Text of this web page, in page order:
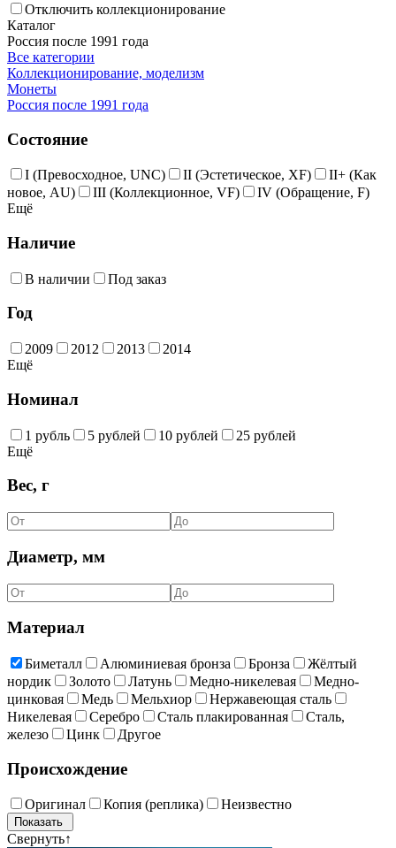
Отключить коллекционирование
Каталог
Россия после 1991 года
Все категории
Коллекционирование, моделизм
Монеты
Россия после 1991 года
Состояние
I (Превосходное, UNC) II (Эстетическое, XF)
II+ (Как
новое, AU)
III (Коллекционное, VF)
IV (Обращение, F)
Ещё
Наличие
В наличии Под заказ
Год
2009 2012 2013
2014
Ещё
Номинал
1 рубль 5 рублей 10 рублей
25 рублей
Ещё
Вес, г
Диаметр, мм
Материал
Биметалл Алюминиевая бронза Бронза
Жёлтый
нордик
Золото Латунь Медно-никелевая
Медно-
цинковая
Медь Мельхиор
Нержавеющая сталь
Никелевая
Серебро Сталь плакированная
Сталь,
железо
Цинк Другое
Происхождение
Оригинал Копия (реплика) Неизвестно
Свернуть↑